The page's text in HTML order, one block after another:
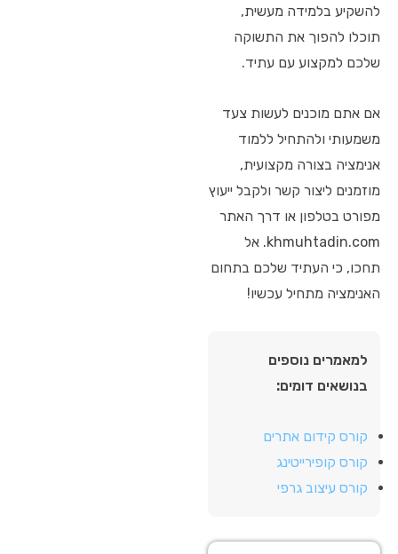
להשקיע בלמידה מעשית,
תוכלו להפוך את התשוקה
שלכם למקצוע עם עתיד.
אם אתם מוכנים לעשות צעד
משמעותי ולהתחיל ללמוד
אנימציה בצורה מקצועית,
מוזמנים ליצור קשר ולקבל ייעוץ
מפורט בטלפון או דרך האתר
khmuhtadin.com. אל
תחכו, כי העתיד שלכם בתחום
האנימציה מתחיל עכשיו!
למאמרים נוספים
בנושאים דומים:
קורס קידום אתרים
קורס קופירייטינג
קורס עיצוב גרפי